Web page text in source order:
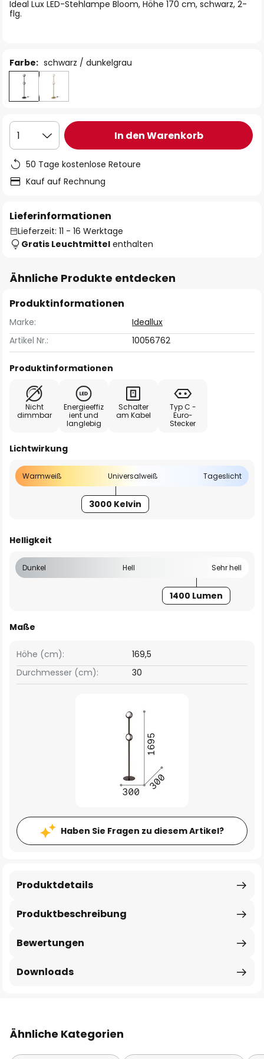
Ideal Lux LED-Stehlampe Bloom, Höhe 170 cm, schwarz, 2-
flg.
Farbe: schwarz / dunkelgrau
1 In den Warenkorb
50 Tage kostenlose Retoure
Kauf auf Rechnung
Lieferinformationen
Lieferzeit: 11 - 16 Werktage
Gratis Leuchtmittel enthalten
Ähnliche Produkte entdecken
Produktinformationen
Marke:
Ideallux
Artikel Nr.:
10056762
Produktinformationen
Nicht
dimmbar
Energieeffiz
ient und
langlebig
Schalter
am Kabel
Typ C -
Euro-
Stecker
Lichtwirkung
Warmweiß Universalweiß Tageslicht
3000 Kelvin
Helligkeit
Dunkel Hell Sehr hell
1400 Lumen
Maße
Höhe (cm):
169,5
Durchmesser (cm):
30
Haben Sie Fragen zu diesem Artikel?
Produktbeschreibung
Produktdetails
Bewertungen
Downloads
Ähnliche Kategorien